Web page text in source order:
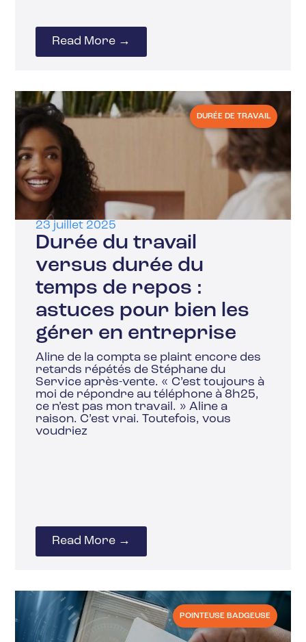
Read More →
DURÉE DE TRAVAIL
23 juillet 2025
Durée du travail
versus durée du
temps de repos :
astuces pour bien les
gérer en entreprise
Aline de la compta se plaint encore des
retards répétés de Stéphane du
Service après-vente. « C’est toujours à
moi de répondre au téléphone à 8h25,
ce n’est pas mon travail. » Aline a
raison. C’est vrai. Toutefois, vous
voudriez
Read More →
POINTEUSE BADGEUSE